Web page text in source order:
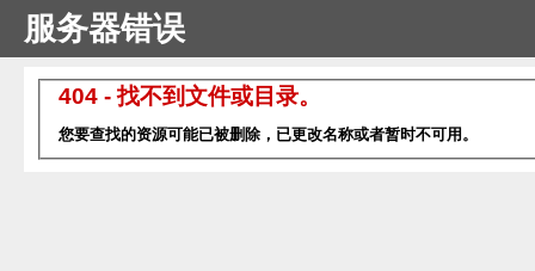
服务器错误
404 - 找不到文件或目录。
您要查找的资源可能已被删除，已更改名称或者暂时不可用。